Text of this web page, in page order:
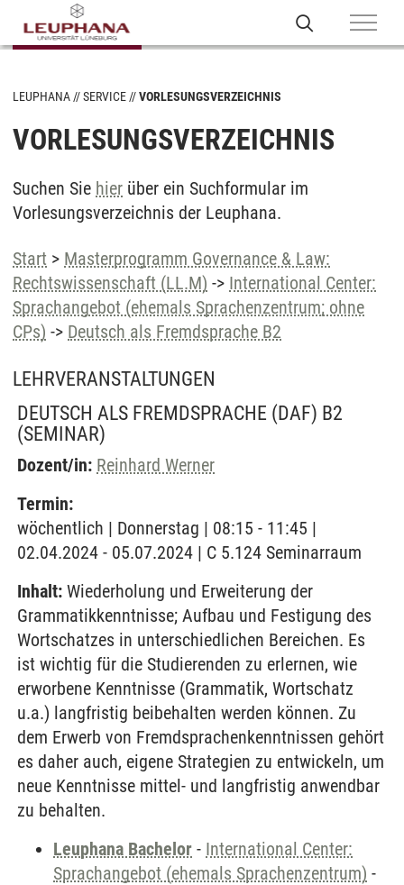
LEUPHANA SERVICE VORLESUNGSVERZEICHNIS
VORLESUNGSVERZEICHNIS
Suchen Sie hier über ein Suchformular im
Vorlesungsverzeichnis der Leuphana.
Start > Masterprogramm Governance & Law:
Rechtswissenschaft (LL.M) -> International Center:
Sprachangebot (ehemals Sprachenzentrum; ohne
CPs) -> Deutsch als Fremdsprache B2
LEHRVERANSTALTUNGEN
DEUTSCH ALS FREMDSPRACHE (DAF) B2
(SEMINAR)
Dozent/in: Reinhard Werner
Termin:
wöchentlich | Donnerstag | 08:15 - 11:45 |
02.04.2024 - 05.07.2024 | C 5.124 Seminarraum
Inhalt: Wiederholung und Erweiterung der
Grammatikkenntnisse; Aufbau und Festigung des
Wortschatzes in unterschiedlichen Bereichen. Es
ist wichtig für die Studierenden zu erlernen, wie
erworbene Kenntnisse (Grammatik, Wortschatz
u.a.) langfristig beibehalten werden können. Zu
dem Erwerb von Fremdsprachenkenntnissen gehört
es daher auch, eigene Strategien zu entwickeln, um
neue Kenntnisse mittel- und langfristig anwendbar
zu behalten.
Leuphana Bachelor - International Center:
Sprachangebot (ehemals Sprachenzentrum) -